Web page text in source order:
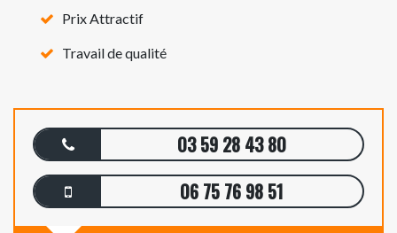
Prix Attractif
Travail de qualité
03 59 28 43 80
06 75 76 98 51